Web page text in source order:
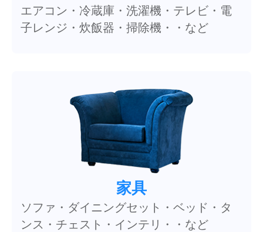
エアコン・冷蔵庫・洗濯機・テレビ・電
子レンジ・炊飯器・掃除機・・など
家具
ソファ・ダイニングセット・ベッド・タ
ンス・チェスト・インテリ・・など